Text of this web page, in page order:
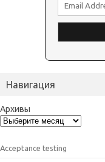
Навигация
Архивы
Acceptance testing